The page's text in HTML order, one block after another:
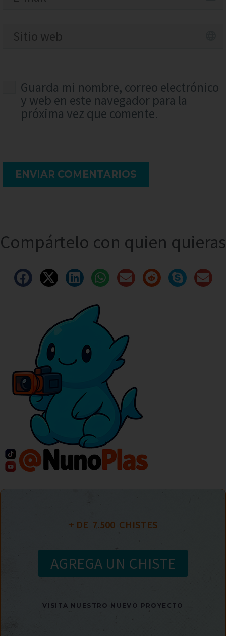
Guarda mi nombre, correo electrónico
y web en este navegador para la
próxima vez que comente.
ENVIAR COMENTARIOS
Compártelo con quien quieras
+ DE 7.500
  CHISTES
AGREGA UN CHISTE
VISITA NUESTRO NUEVO PROYECTO